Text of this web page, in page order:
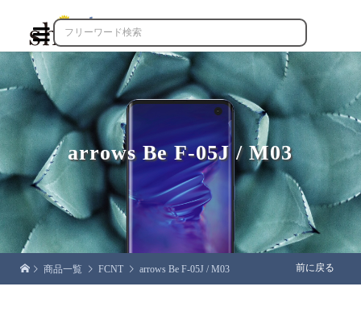

arrows Be F-05J / M03
商品一覧 FCNT arrows Be F-05J / M03 前に戻る